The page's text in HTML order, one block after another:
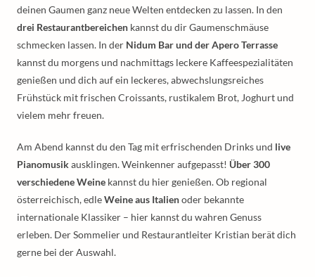
deinen Gaumen ganz neue Welten entdecken zu lassen. In den
drei Restaurantbereichen kannst du dir Gaumenschmäuse
schmecken lassen. In der Nidum Bar und der Apero Terrasse
kannst du morgens und nachmittags leckere Kaffeespezialitäten
genießen und dich auf ein leckeres, abwechslungsreiches
Frühstück mit frischen Croissants, rustikalem Brot, Joghurt und
vielem mehr freuen.
Am Abend kannst du den Tag mit erfrischenden Drinks und live
Pianomusikausklingen. Weinkenner aufgepasst! Über 300
verschiedene Weine kannst du hier genießen. Ob regional
österreichisch, edleWeine aus Italienoder bekannte
internationale Klassiker – hier kannst du wahren Genuss
erleben. Der Sommelier und Restaurantleiter Kristian berät dich
gerne bei der Auswahl.